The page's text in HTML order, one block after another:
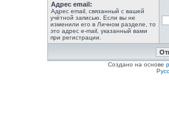
Адрес email:
Адрес email, связанный с вашей
учётной записью. Если вы не
изменили его в Личном разделе, то
это адрес e-mail, указанный вами
при регистрации.
Создано на основе